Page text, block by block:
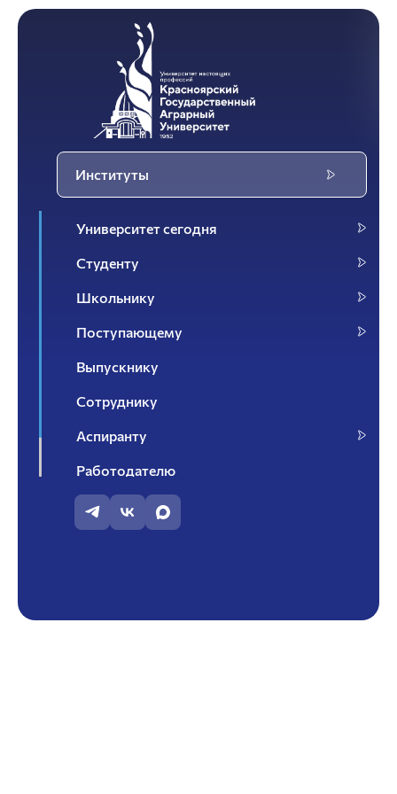
Институты
Университет сегодня
Студенту
Школьнику
Поступающему
Выпускнику
Сотруднику
Аспиранту
Работодателю
Контакты